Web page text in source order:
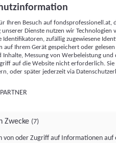
Messung von Werbeleistung
Zielgruppenforschung.
Online-Kennungen (z. B. login-
Kennungen,
zusammen mit anderen
Browserinformationen,
Technologien usw.) auf
dort ausgelesen werden, um es
es eine App oder einer Webseite
mehrere der hier aufgeführten
Ihren Besuch auf
unserer Dienste nutzen wir Technologien
Identifikatoren, zufällig zugewiesene
auf Ihrem Gerät gespeichert oder
Inhalte, Messung von Werbeleistung
auf die Website nicht erforderlich.
oder später jederzeit via
PARTNER
Zwecke (7)
von oder Zugriff auf Informationen auf